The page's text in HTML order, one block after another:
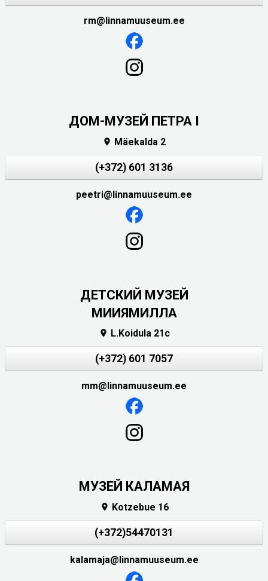
rm@linnamuuseum.ee
ДОМ-МУЗЕЙ ПЕТРА I
 Mäekalda 2
(+372) 601 3136
peetri@linnamuuseum.ee
ДЕТСКИЙ МУЗЕЙ
МИИЯМИЛЛА
 L.Koidula 21c
(+372) 601 7057
mm@linnamuuseum.ee
МУЗЕЙ КАЛАМАЯ
 Kotzebue 16
(+372)54470131
kalamaja@linnamuuseum.ee